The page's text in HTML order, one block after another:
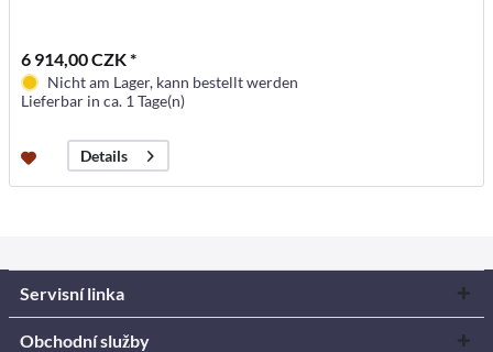
6 914,00 CZK *
Nicht am Lager, kann bestellt werden
Lieferbar in ca. 1 Tage(n)
Details
Servisní linka
Obchodní služby